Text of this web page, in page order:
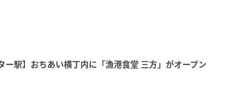
ー駅】おちあい横丁内に「漁港食堂 三方」がオープン